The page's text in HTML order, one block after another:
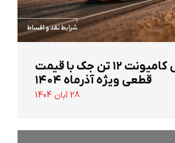
‌فروش کامیونت ۱۲ تن جک با قیمت
قطعی ویژه آذرماه ۱۴۰۴
28 آبان 1404